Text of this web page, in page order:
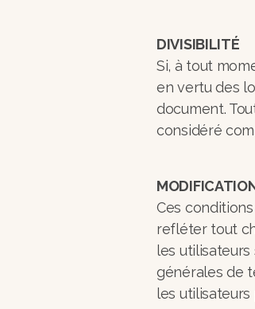
DIVISIBILITÉ
Si, à tout
en vertu des
document.
considéré
Ces
refléter tout
les
générales de
les